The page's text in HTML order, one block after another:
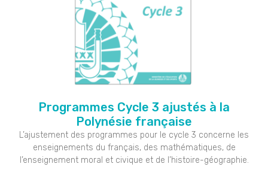
Programmes Cycle 3 ajustés à la
Polynésie française
L’ajustement des programmes pour le cycle 3 concerne les
enseignements du français, des mathématiques, de
l’enseignement moral et civique et de l’histoire-géographie.